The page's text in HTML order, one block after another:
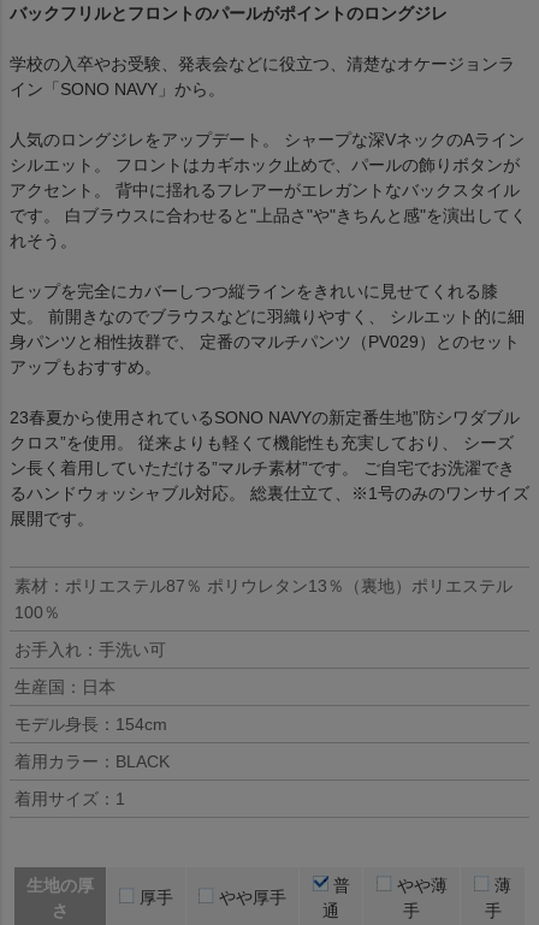
バックフリルとフロントのパールがポイントのロングジレ
学校の入卒やお受験、発表会などに役立つ、清楚なオケージョンラ
イン「SONO NAVY」から。
人気のロングジレをアップデート。 シャープな深VネックのAライン
シルエット。 フロントはカギホック止めで、パールの飾りボタンが
アクセント。 背中に揺れるフレアーがエレガントなバックスタイル
です。 白ブラウスに合わせると"上品さ"や"きちんと感"を演出してく
れそう。
ヒップを完全にカバーしつつ縦ラインをきれいに見せてくれる膝
丈。 前開きなのでブラウスなどに羽織りやすく、 シルエット的に細
身パンツと相性抜群で、 定番のマルチパンツ（PV029）とのセット
アップもおすすめ。
23春夏から使用されているSONO NAVYの新定番生地”防シワダブル
クロス”を使用。 従来よりも軽くて機能性も充実しており、 シーズ
ン長く着用していただける”マルチ素材”です。 ご自宅でお洗濯でき
るハンドウォッシャブル対応。 総裏仕立て、※1号のみのワンサイズ
展開です。
素材：ポリエステル87％ ポリウレタン13％（裏地）ポリエステル
100％
お手入れ：手洗い可
生産国：日本
モデル身長：154cm
着用カラー：BLACK
着用サイズ：1
生地の厚
さ
厚手 やや厚手
普
通
やや薄
手
薄
手